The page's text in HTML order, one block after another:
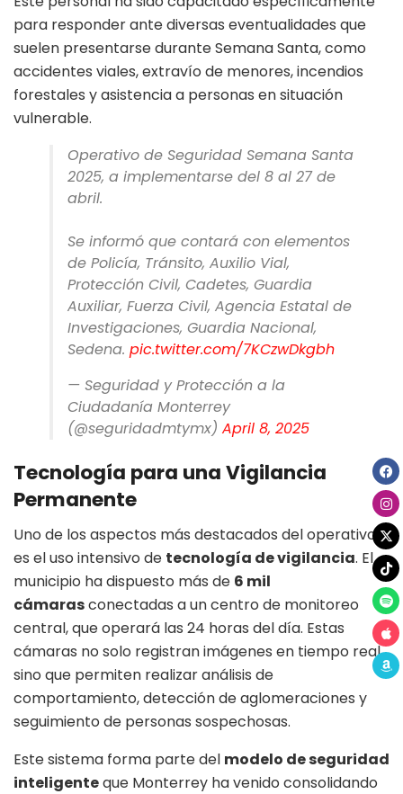
para responder ante diversas eventualidades que
suelen presentarse durante Semana Santa, como
accidentes viales, extravío de menores, incendios
forestales y asistencia a personas en situación
vulnerable.
Operativo de Seguridad Semana Santa
2025, a implementarse del 8 al 27 de
abril.
Se informó que contará con elementos
de Policía, Tránsito, Auxilio Vial,
Protección Civil, Cadetes, Guardia
Auxiliar, Fuerza Civil, Agencia Estatal de
Investigaciones, Guardia Nacional,
Sedena. pic.twitter.com/7KCzwDkgbh
— Seguridad y Protección a la
Ciudadanía Monterrey
(@seguridadmtymx) April 8, 2025
Tecnología para una Vigilancia
Permanente
Uno de los aspectos más destacados del operativo
es el uso intensivo de tecnología de vigilancia. El
municipio ha dispuesto más de 6 mil
cámarasconectadas a un centro de monitoreo
central, que operará las 24 horas del día. Estas
cámaras no solo registran imágenes en tiempo real,
sino que permiten realizar análisis de
comportamiento, detección de aglomeraciones y
seguimiento de personas sospechosas.
Este sistema forma parte del modelo de seguridad
inteligenteque Monterrey ha venido consolidando